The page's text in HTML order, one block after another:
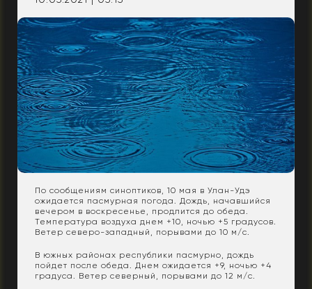
По сообщениям синоптиков, 10 мая в Улан-Удэ
ожидается пасмурная погода. Дождь, начавшийся
вечером в воскресенье, продлится до обеда.
Температура воздуха днем +10, ночью +5 градусов.
Ветер северо-западный, порывами до 10 м/с.
В южных районах республики пасмурно, дождь
пойдет после обеда. Днем ожидается +9, ночью +4
градуса. Ветер северный, порывами до 12 м/с.